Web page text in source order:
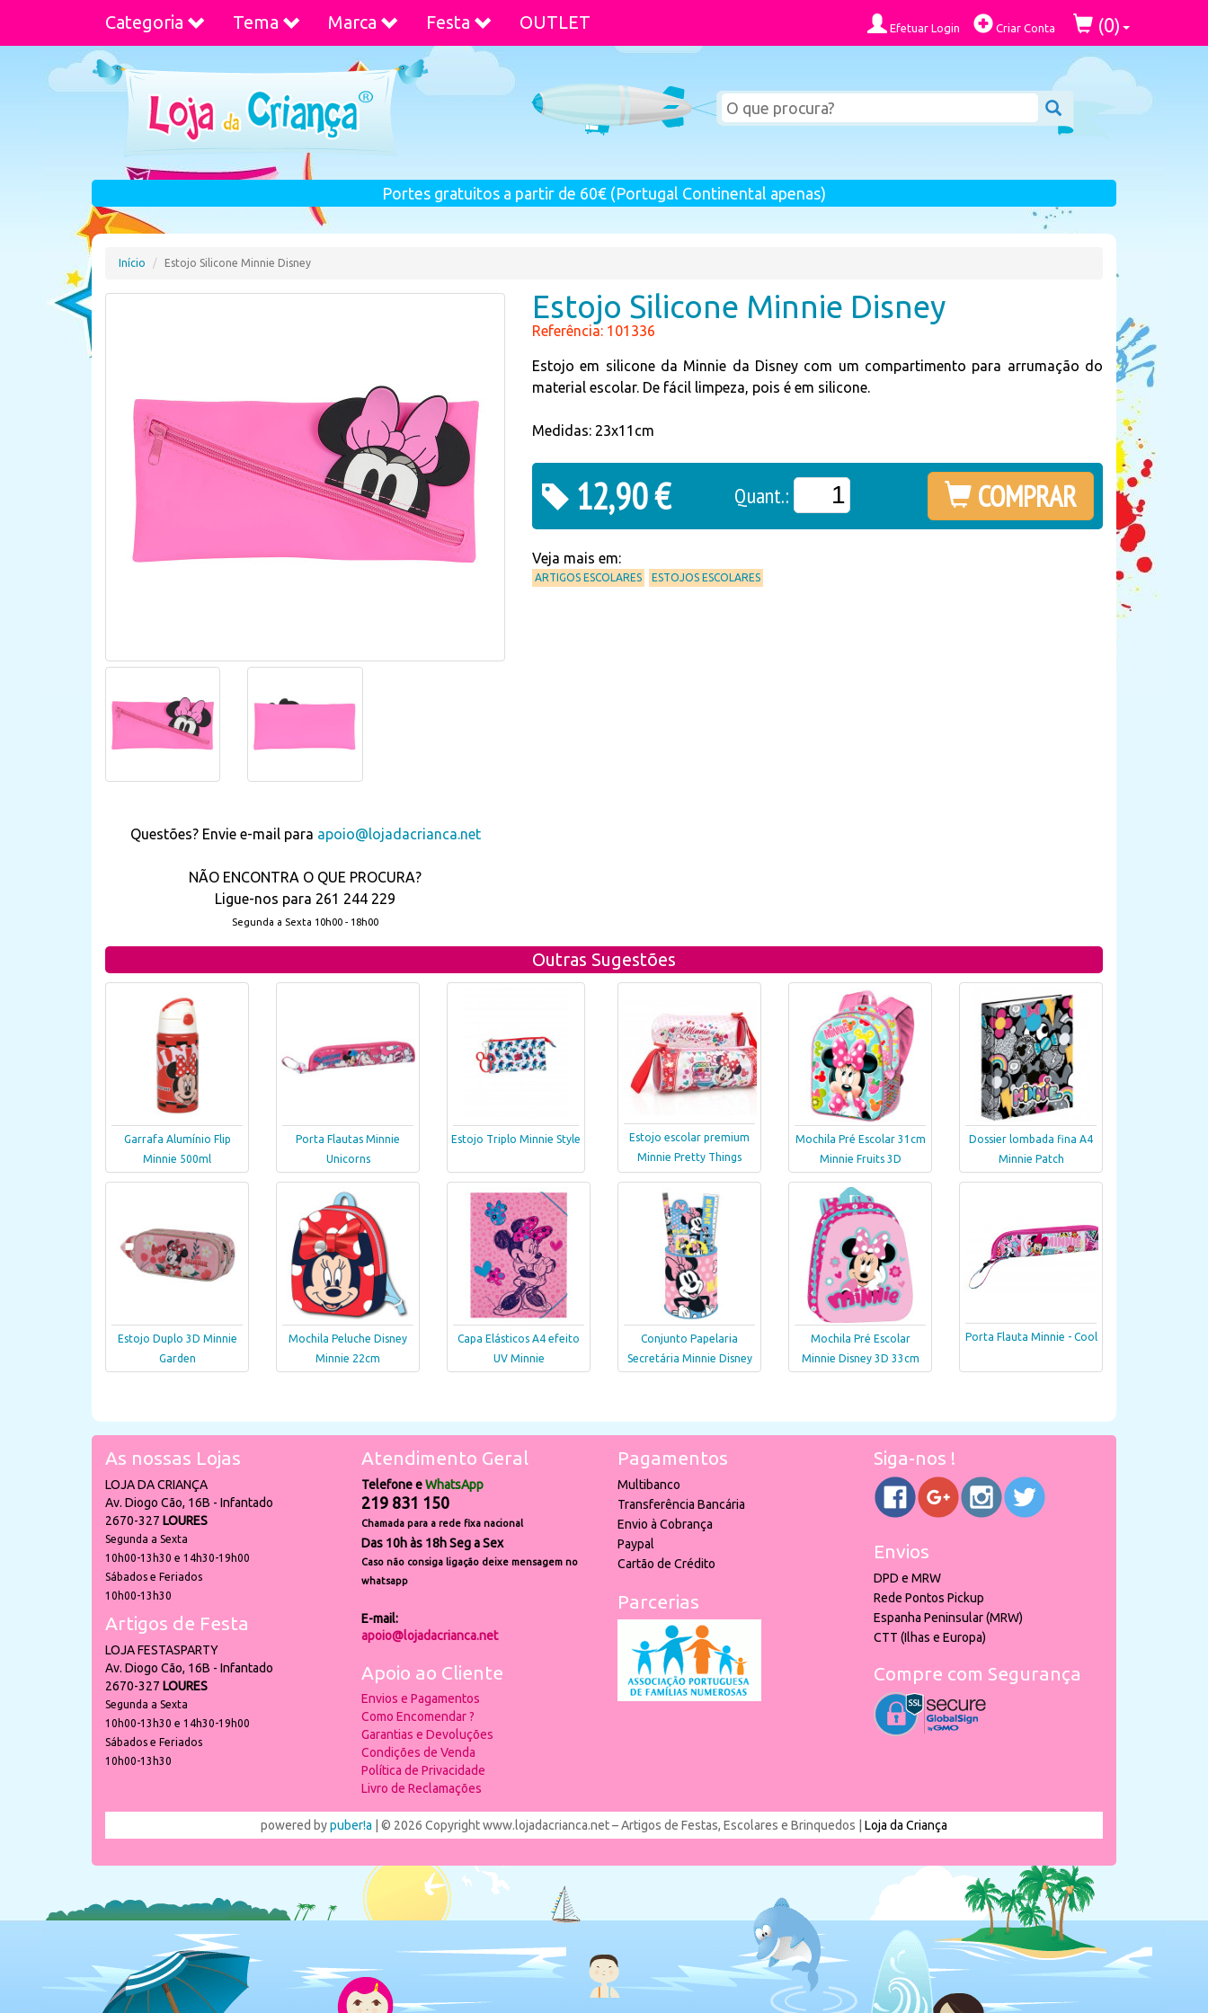
Categoria Tema Marca Festa OUTLET Efetuar Login Criar Conta (0)
Portes gratuitos a partir de 60€ (Portugal Continental apenas)
Início Estojo Silicone Minnie Disney
Questões? Envie e-mail para apoio@lojadacrianca.net
NÃO ENCONTRA O QUE PROCURA?
Ligue-nos para 261 244 229
Segunda a Sexta 10h00 - 18h00
Estojo Silicone Minnie Disney
Referência: 101336
Estojo em silicone da Minnie da Disney com um compartimento para arrumação do
material escolar. De fácil limpeza, pois é em silicone.
Medidas: 23x11cm
12,90 € Quant.: COMPRAR
Veja mais em:
ARTIGOS ESCOLARES ESTOJOS ESCOLARES
Outras Sugestões
Garrafa Alumínio Flip
Minnie 500ml
Porta Flautas Minnie
Unicorns
Estojo Triplo Minnie Style
Estojo escolar premium
Minnie Pretty Things
Mochila Pré Escolar 31cm
Minnie Fruits 3D
Dossier lombada fina A4
Minnie Patch
Estojo Duplo 3D Minnie
Garden
Mochila Peluche Disney
Minnie 22cm
Capa Elásticos A4 efeito
UV Minnie
Conjunto Papelaria
Secretária Minnie Disney
Mochila Pré Escolar
Minnie Disney 3D 33cm
Porta Flauta Minnie - Cool
As nossas Lojas
LOJA DA CRIANÇA
Av. Diogo Cão, 16B - Infantado
2670-327 LOURES
Segunda a Sexta
10h00-13h30 e 14h30-19h00
Sábados e Feriados
10h00-13h30
Artigos de Festa
LOJA FESTASPARTY
Av. Diogo Cão, 16B - Infantado
2670-327 LOURES
Segunda a Sexta
10h00-13h30 e 14h30-19h00
Sábados e Feriados
10h00-13h30
Atendimento Geral
Telefone eWhatsApp
219 831 150
Chamada para a rede fixa nacional
Das 10h às 18h Seg a Sex
Caso não consiga ligação deixe mensagem no
whatsapp
E-mail:
apoio@lojadacrianca.net
Apoio ao Cliente
Envios e Pagamentos
Como Encomendar ?
Garantias e Devoluções
Condições de Venda
Política de Privacidade
Livro de Reclamações
Pagamentos
Multibanco
Transferência Bancária
Envio à Cobrança
Paypal
Cartão de Crédito
Parcerias
Siga-nos !
Envios
DPD e MRW
Rede Pontos Pickup
Espanha Peninsular (MRW)
CTT (Ilhas e Europa)
Compre com Segurança
powered bypuber!a | © 2026 Copyright www.lojadacrianca.net – Artigos de Festas, Escolares e Brinquedos | Loja da Criança